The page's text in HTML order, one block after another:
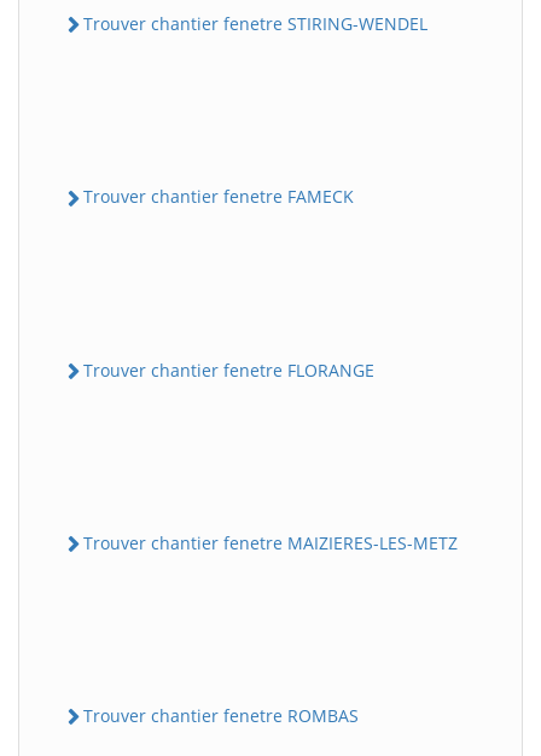
Trouver chantier fenetre STIRING-WENDEL
Trouver chantier fenetre FAMECK
Trouver chantier fenetre FLORANGE
Trouver chantier fenetre MAIZIERES-LES-METZ
Trouver chantier fenetre ROMBAS